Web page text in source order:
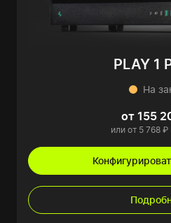
PLAY 1
На
от 155
или от 5 768